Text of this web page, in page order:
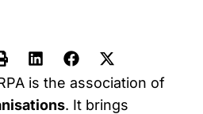
is the association of
. It brings